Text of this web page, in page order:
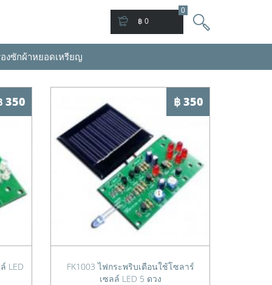
งซักผ้าหยอดเหรียญ
0
฿ 0
350
LED
฿ 350
FK1003 ไฟกระพริบเตือนใช้โซลาร์
เซลล์ LED 5 ดวง